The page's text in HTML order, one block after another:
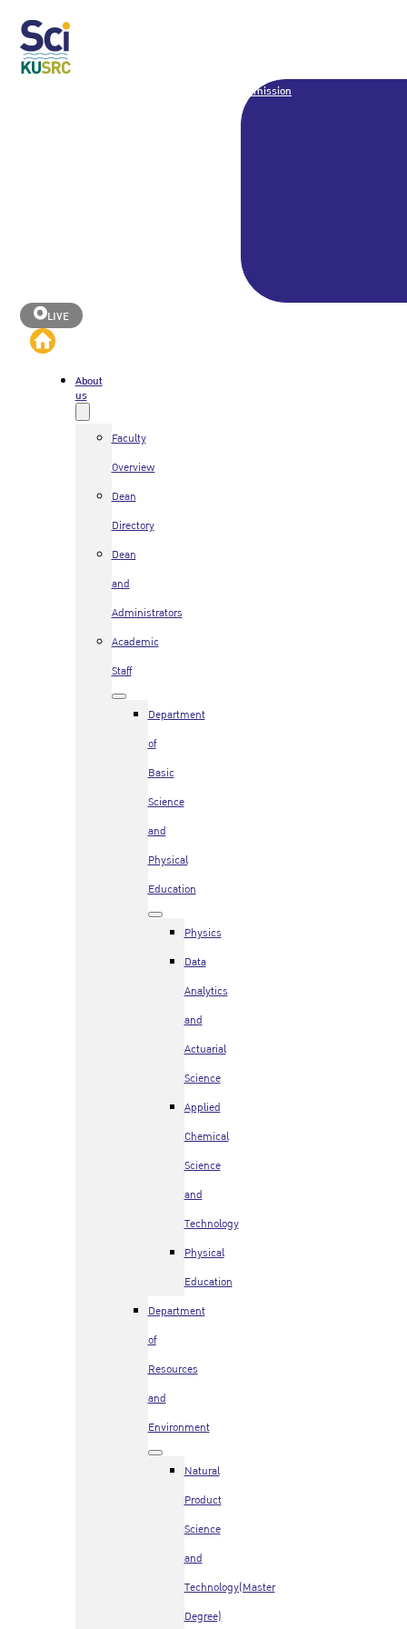
Admission
LIVE
About
us
Faculty
Overview
Dean
Directory
Dean
and
Administrators
Academic
Staff
Department
of
Basic
Science
and
Physical
Education
Physics
Data
Analytics
and
Actuarial
Science
Applied
Chemical
Science
and
Technology
Physical
Education
Department
of
Resources
and
Environment
Natural
Product
Science
and
Technology(Master
Degree)